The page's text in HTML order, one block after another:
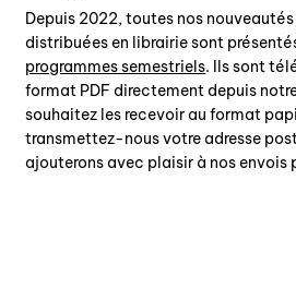
Depuis 2022, toutes nos
distribuées en librairie sont
programmes semestriels. Ils sont
format PDF directement depuis
souhaitez les recevoir au format
transmettez-nous votre adresse
ajouterons avec plaisir à nos envois